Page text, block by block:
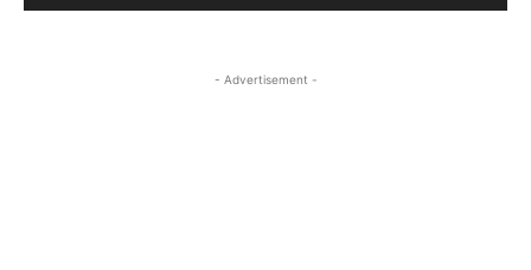
- Advertisement -